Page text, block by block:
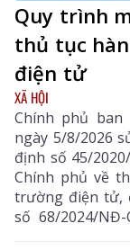
Quy trình
thủ tục
điện tử
XÃ HỘI
Chính phủ ban
ngày 5/8/2026
định số 45/
Chính phủ về
trường điện tử,
số 68/2024/
Nghị định số